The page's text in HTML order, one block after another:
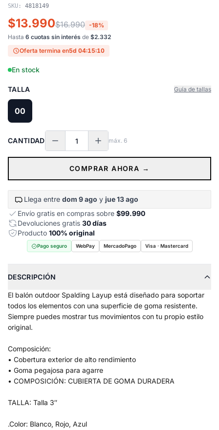
SKU: 4818149
$13.990$16.990 -18%
Hasta 6 cuotas sin interés de $2.332
Oferta termina en5d 04:15:10
En stock
TALLA Guía de tallas
00
CANTIDAD máx. 6
COMPRAR AHORA →
Llega entre dom 9 ago y jue 13 ago
Envío gratis en compras sobre $99.990
Devoluciones gratis 30 días
Producto 100% original
Pago seguro WebPay MercadoPago Visa · Mastercard
DESCRIPCIÓN
El balón outdoor Spalding Layup está diseñado para soportar
todos los elementos con una superficie de goma resistente.
Siempre puedes mostrar tus movimientos con tu propio estilo
original.
Composición:
• Cobertura exterior de alto rendimiento
• Goma pegajosa para agarre
• COMPOSICIÓN: CUBIERTA DE GOMA DURADERA
TALLA: Talla 3″
.Color: Blanco, Rojo, Azul